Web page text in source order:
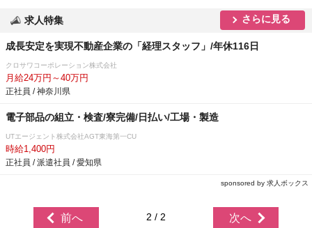
求人特集 さらに見る
成長安定を実現不動産企業の「経理スタッフ」/年休116日
クロサワコーポレーション株式会社
月給24万円～40万円
正社員 / 神奈川県
電子部品の組立・検査/寮完備/日払い/工場・製造
UTエージェント株式会社AGT東海第一CU
時給1,400円
正社員 / 派遣社員 / 愛知県
sponsored by 求人ボックス
前へ 2 / 2 次へ